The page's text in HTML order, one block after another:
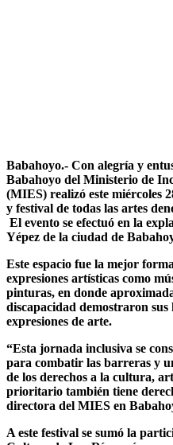
Babahoyo.- Con alegría y
Babahoyo del Ministerio de
(MIES) realizó este miércoles
y festival de todas las artes
El evento se efectuó en la
Yépez de la ciudad de
Este espacio fue la mejor
expresiones artísticas como
pinturas, en donde
discapacidad demostraron
expresiones de arte.
“Esta jornada inclusiva se
para combatir las barreras y
de los derechos a la cultura,
prioritario también tiene
directora del MIES en
A este festival se sumó la